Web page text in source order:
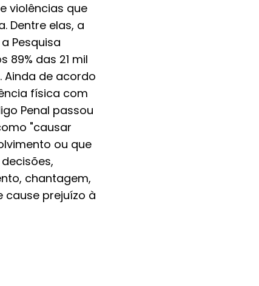
violências que
Dentre elas, a
Pesquisa
89% das 21 mil
Ainda de acordo
física com
Penal passou
"causar
ou que
chantagem,
cause prejuízo à